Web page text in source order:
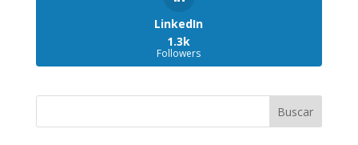
LinkedIn
1.3k
Followers